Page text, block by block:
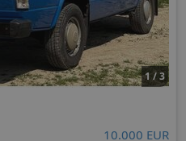
1 / 3
10.000 EUR